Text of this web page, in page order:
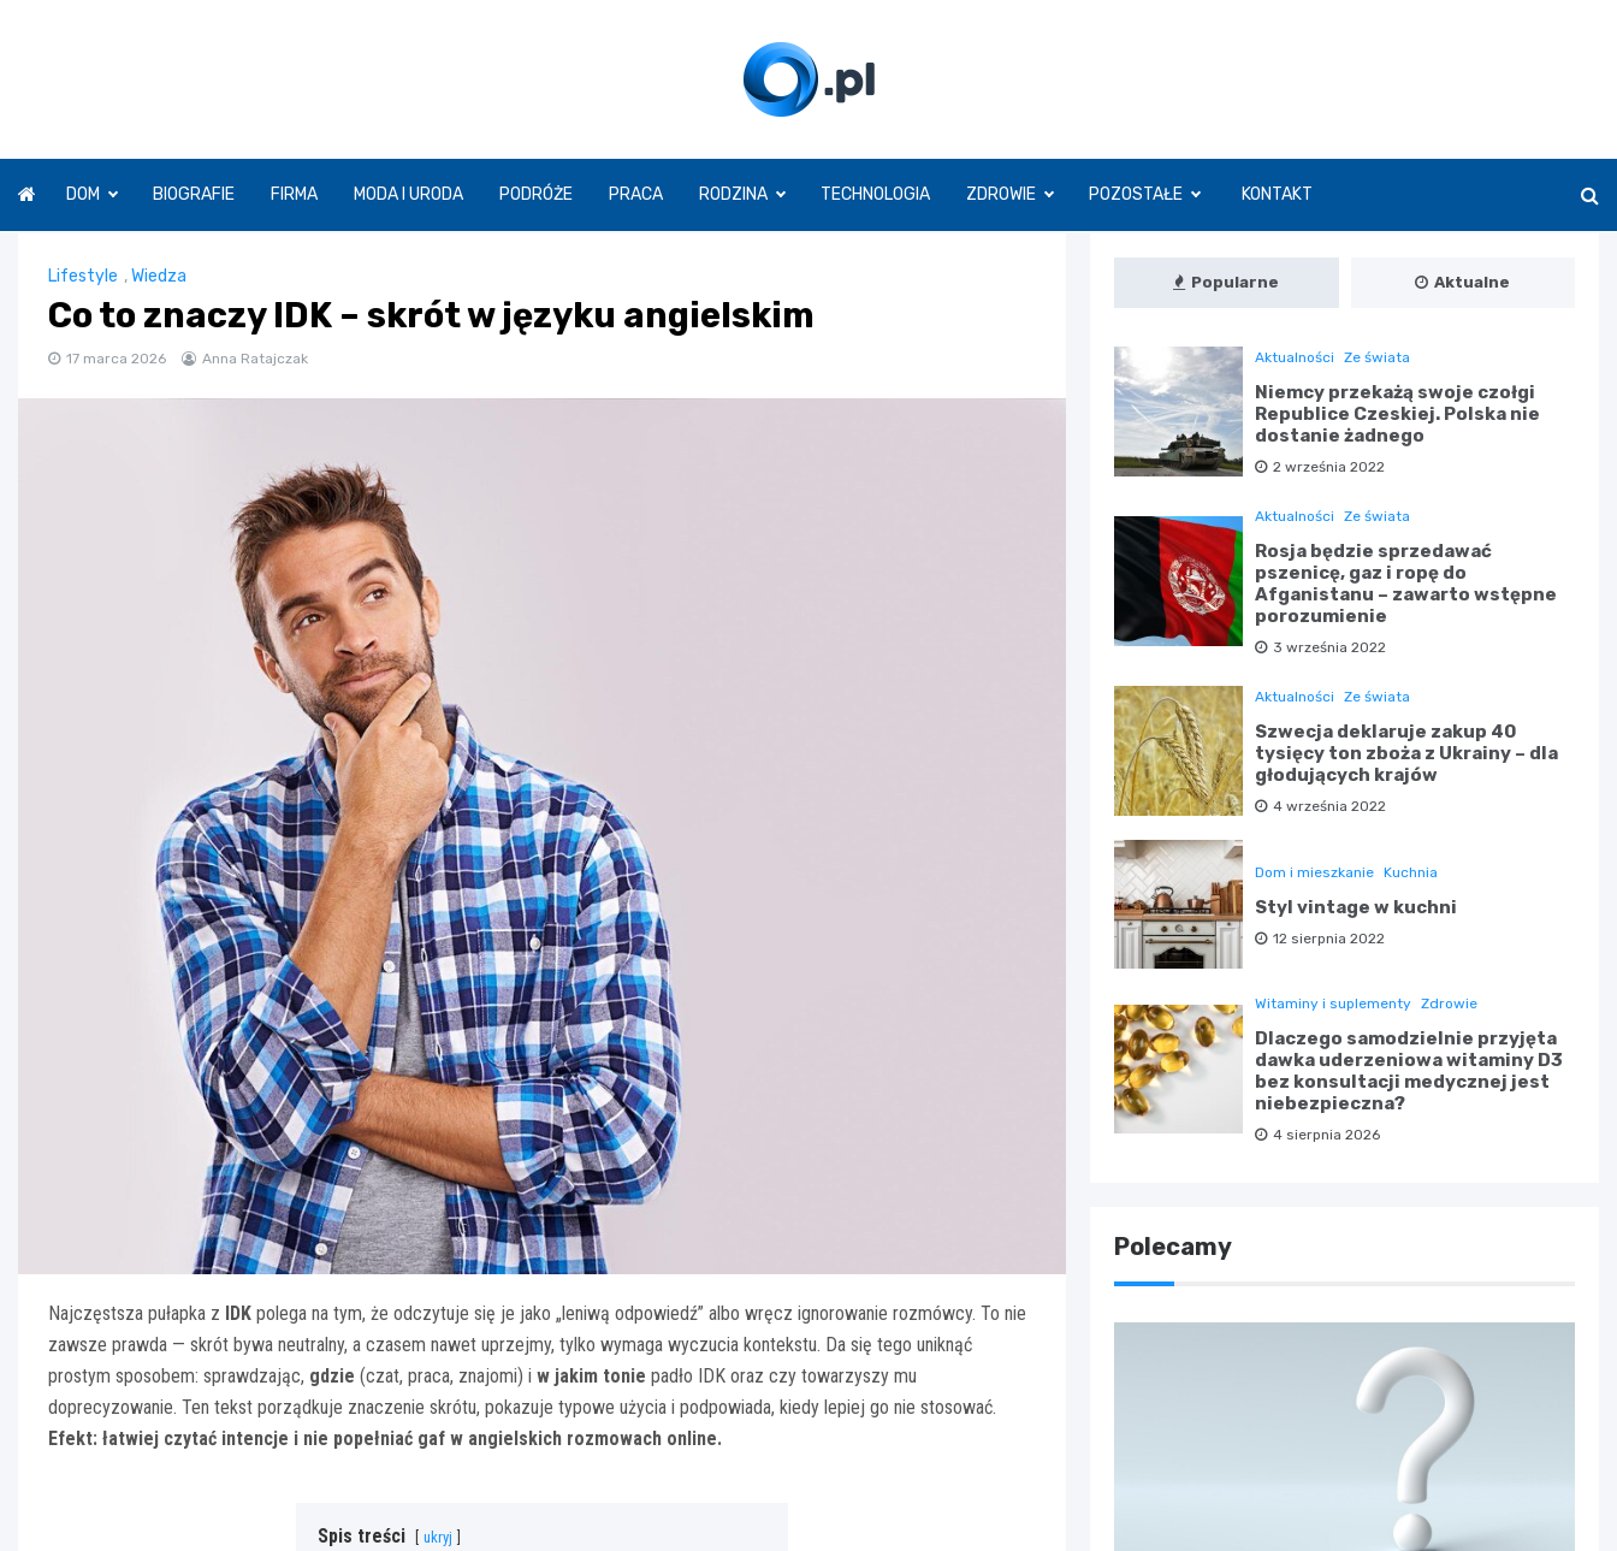
O.pl
DOM BIOGRAFIE FIRMA MODA I URODA PODRÓŻE PRACA RODZINA TECHNOLOGIA ZDROWIE POZOSTAŁE KONTAKT
Lifestyle ,Wiedza
Co to znaczy IDK – skrót w języku angielskim
17 marca 2026 Anna Ratajczak
Najczęstsza pułapka z IDK polega na tym, że odczytuje się je jako „leniwą odpowiedź” albo wręcz ignorowanie rozmówcy. To nie
zawsze prawda — skrót bywa neutralny, a czasem nawet uprzejmy, tylko wymaga wyczucia kontekstu. Da się tego uniknąć
prostym sposobem: sprawdzając, gdzie (czat, praca, znajomi) i w jakim tonie padło IDK oraz czy towarzyszy mu
doprecyzowanie. Ten tekst porządkuje znaczenie skrótu, pokazuje typowe użycia i podpowiada, kiedy lepiej go nie stosować.
Efekt: łatwiej czytać intencje i nie popełniać gaf w angielskich rozmowach online.
Spis treści ukryj
Popularne Aktualne
Aktualności Ze świata
Niemcy przekażą swoje czołgi
Republice Czeskiej. Polska nie
dostanie żadnego
2 września 2022
Aktualności Ze świata
Rosja będzie sprzedawać
pszenicę, gaz i ropę do
Afganistanu – zawarto wstępne
porozumienie
3 września 2022
Aktualności Ze świata
Szwecja deklaruje zakup 40
tysięcy ton zboża z Ukrainy – dla
głodujących krajów
4 września 2022
Dom i mieszkanie Kuchnia
Styl vintage w kuchni
12 sierpnia 2022
Witaminy i suplementy Zdrowie
Dlaczego samodzielnie przyjęta
dawka uderzeniowa witaminy D3
bez konsultacji medycznej jest
niebezpieczna?
4 sierpnia 2026
Polecamy